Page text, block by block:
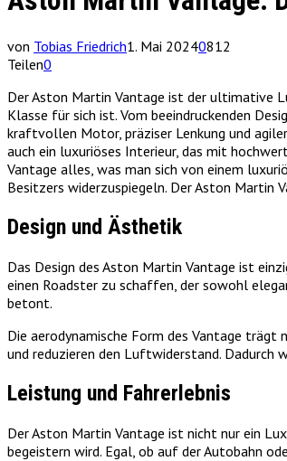
von Tobias Friedrich1. Mai 20240812
Teilen0
Der Aston Martin Vantage ist der ultimative
Klasse für sich ist. Vom beeindruckenden
kraftvollen Motor, präziser Lenkung und
auch ein luxuriöses Interieur, das mit
Vantage alles, was man sich von einem
Besitzers widerzuspiegeln. Der Aston Martin
Design und Ästhetik
Das Design des Aston Martin Vantage ist
einen Roadster zu schaffen, der sowohl
betont.
Die aerodynamische Form des Vantage
und reduzieren den Luftwiderstand. Dadurch
Leistung und Fahrerlebnis
Der Aston Martin Vantage ist nicht nur ein
begeistern wird. Egal, ob auf der Autobahn